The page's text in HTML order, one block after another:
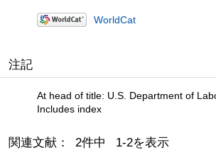
WorldCat
注記
At head of title: U.S. Department of
Includes index
関連文献： 2件中 1-2を表示